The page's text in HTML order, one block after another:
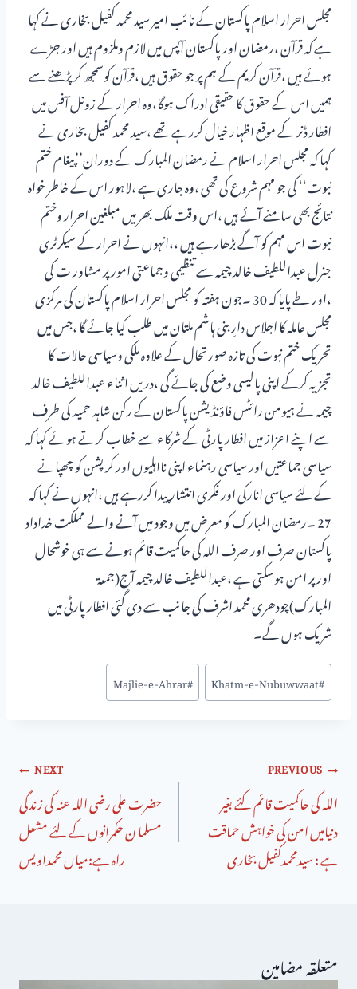
مجلس احرار اسلام پاکستان کے نائب امیر سید محمد کفیل بخاری نے کہا
ہے کہ قرآن ،رمضان اور پاکستان آپس میں لازم وملزوم ہیں اور جڑے
ہوئے ہیں ،قرآن کریم کے ہم پر جو حقوق ہیں ،قرآن کوسمجھ کر پڑھنے سے
ہمیں اس کے حقوق کا حقیقی ادراک ہوگا،وہ احرار کے زونل آفس میں
افطار ڈنر کے موقع اظہار خیال کررہے تھے ،سید محمد کفیل بخاری نے
کہا کہ مجلس احرار اسلام نے رمضان المبارک کے دوران’’پیغام ختم
نبوت‘‘ کی جو مہم شروع کی تھی ،وہ جاری ہے ،لاہور اس کے خاطر خواہ
نتائج بھی سامنے آئے ہیں ،اس وقت ملک بھر میں مبلغین احرار وختم
نبوت اس مہم کو آگے بڑھارہے ہیں ،،انہوں نے احرار کے سیکرٹری
جنرل عبداللطیف خالد چیمہ سے تنظیمی وجماعتی امور پر مشاور ت کی
،اور طے پایا کہ 30 ۔جون ہفتہ کو مجلس احرار اسلام پاکستان کی مرکزی
مجلس عاملہ کا اجلاس دارِ بنی ہاشم ملتان میں طلب کیا جائے گا ،جس میں
تحریک ختم نبوت کی تازہ صورتحال کے علاوہ ملکی وسیاسی حالات کا
تجزیہ کرکے اپنی پالیسی وضع کی جائے گی ،دریں اثناء عبداللطیف خالد
چیمہ نے ہیومن رائٹس فاؤنڈیشن پاکستان کے رکن شاہد حمید کی طرف
سے اپنے اعزاز میں افطار پارٹی کے شرکاء سے خطاب کرتے ہوئے کہا کہ
سیاسی جماعتیں اور سیاسی رہنماء اپنی نااہلیوں اور کرپشن کو چھپانے
کے لئے سیاسی انارکی اور فکری انتشار پیدا کررہے ہیں ،انہوں نے کہا کہ
27 ۔رمضان المبارک کو معرض میں وجود میں آنے والے مملکت خداداد
پاکستان صرف اور صرف اللہ کی حاکمیت قائم ہونے سے ہی خوشحال
اور پر امن ہوسکتی ہے ،عبداللطیف خالد چیمہ آج(جمعۃ
المبارک)چودھری محمد اشرف کی جانب سے دی گئی افطار پارٹی میں
شریک ہوں گے۔
#
Khatm-e-Nubuwwaat
#
Majlie-e-Ahrar
PREVIOUS
اللہ کی حاکمیت قائم کئے بغیر
دنیامیں امن کی خواہش حماقت
ہے : سیدمحمدکفیل بخاری
NEXT
حضرت علی رضی اللہ عنہ کی زندگی
مسلما ن حکمرانوں کے لئے مشعل
راہ ہے:میاں محمداویس
متعلقہ مضامین